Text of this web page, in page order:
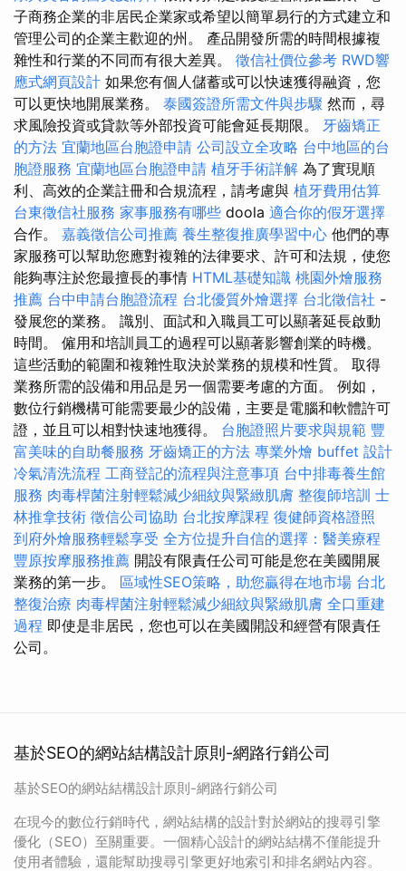
子商務企業的非居民企業家或希望以簡單易行的方式建立和
管理公司的企業主歡迎的州。 產品開發所需的時間根據複
雜性和行業的不同而有很大差異。 徵信社價位參考 RWD響
應式網頁設計 如果您有個人儲蓄或可以快速獲得融資，您
可以更快地開展業務。 泰國簽證所需文件與步驟 然而，尋
求風險投資或貸款等外部投資可能會延長期限。 牙齒矯正
的方法 宜蘭地區台胞證申請 公司設立全攻略 台中地區的台
胞證服務 宜蘭地區台胞證申請 植牙手術詳解 為了實現順
利、高效的企業註冊和合規流程，請考慮與 植牙費用估算
台東徵信社服務 家事服務有哪些 doola 適合你的假牙選擇
合作。 嘉義徵信公司推薦 養生整復推廣學習中心 他們的專
家服務可以幫助您應對複雜的法律要求、許可和法規，使您
能夠專注於您最擅長的事情 HTML基礎知識 桃園外燴服務
推薦 台中申請台胞證流程 台北優質外燴選擇 台北徵信社 -
發展您的業務。 識別、面試和入職員工可以顯著延長啟動
時間。 僱用和培訓員工的過程可以顯著影響創業的時機。
這些活動的範圍和複雜性取決於業務的規模和性質。 取得
業務所需的設備和用品是另一個需要考慮的方面。 例如，
數位行銷機構可能需要最少的設備，主要是電腦和軟體許可
證，並且可以相對快速地獲得。 台胞證照片要求與規範 豐
富美味的自助餐服務 牙齒矯正的方法 專業外燴 buffet 設計
冷氣清洗流程 工商登記的流程與注意事項 台中排毒養生館
服務 肉毒桿菌注射輕鬆減少細紋與緊緻肌膚 整復師培訓 士
林推拿技術 徵信公司協助 台北按摩課程 復健師資格證照
到府外燴服務輕鬆享受 全方位提升自信的選擇：醫美療程
豐原按摩服務推薦 開設有限責任公司可能是您在美國開展
業務的第一步。 區域性SEO策略，助您贏得在地市場 台北
整復治療 肉毒桿菌注射輕鬆減少細紋與緊緻肌膚 全口重建
過程 即使是非居民，您也可以在美國開設和經營有限責任
公司。
基於SEO的網站結構設計原則-網路行銷公司
基於SEO的網站結構設計原則-網路行銷公司
在現今的數位行銷時代，網站結構的設計對於網站的搜尋引擎
優化（SEO）至關重要。一個精心設計的網站結構不僅能提升
使用者體驗，還能幫助搜尋引擎更好地索引和排名網站內容。